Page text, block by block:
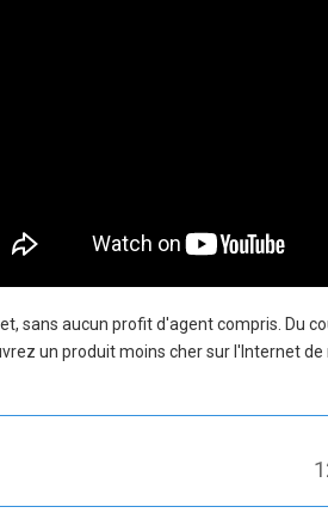
sans aucun profit d'agent compris. Du
un produit moins cher sur l'Internet